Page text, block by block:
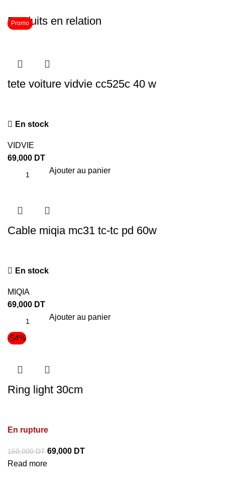
Produits en relation
tete voiture vidvie cc525c 40 w
En stock
VIDVIE
69,000 DT
Ajouter au panier
Cable miqia mc31 tc-tc pd 60w
En stock
MIQIA
69,000 DT
Ajouter au panier
-54%
Promo
Ring light 30cm
En rupture
150,000DT 69,000 DT
Read more